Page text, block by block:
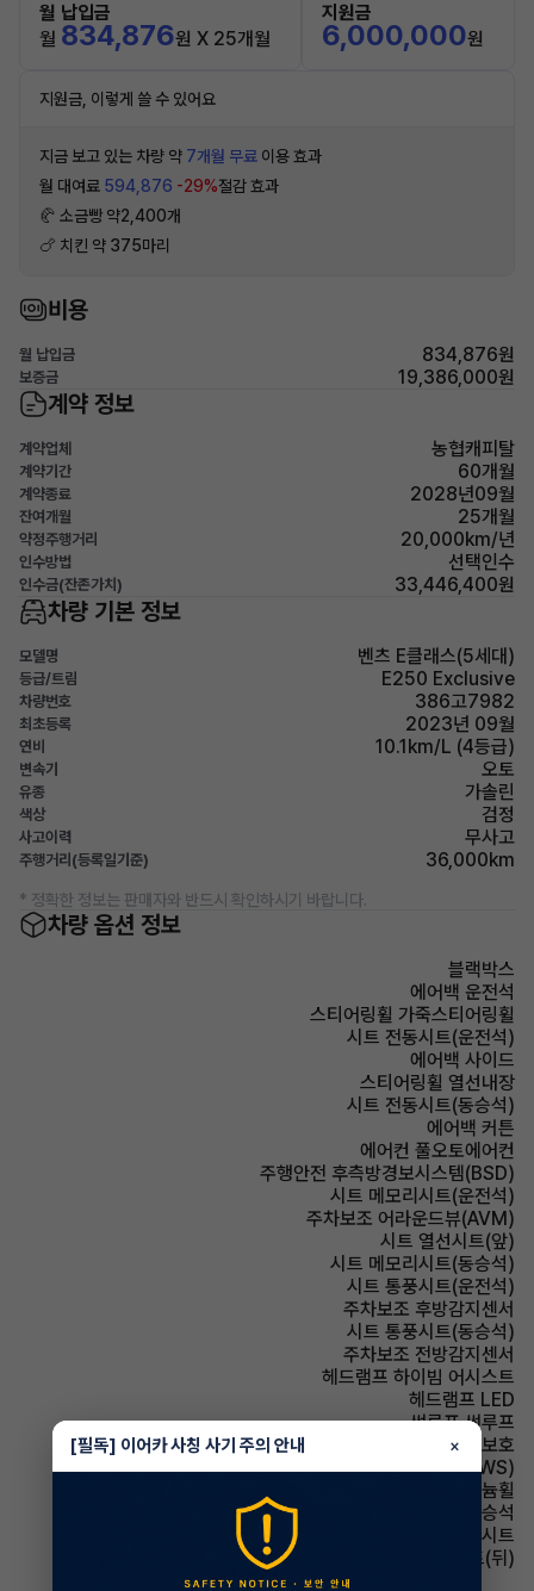
월 납입금
월 834,876원 X 25개월
지원금
6,000,000원
지원금, 이렇게 쓸 수 있어요
지금 보고 있는 차량 약 7개월 무료 이용 효과
월 대여료 594,876 -29%절감 효과
🥐 소금빵 약2,400개
🍗 치킨 약 375마리
비용
월 납입금 834,876원
보증금 19,386,000원
계약 정보
계약업체 농협캐피탈
계약기간 60개월
계약종료 2028년09월
잔여개월 25개월
약정주행거리 20,000km/년
인수방법 선택인수
인수금(잔존가치) 33,446,400원
차량 기본 정보
모델명 벤츠 E클래스(5세대)
등급/트림 E250 Exclusive
차량번호 386고7982
최초등록 2023년 09월
연비 10.1km/L (4등급)
변속기 오토
유종 가솔린
색상 검정
사고이력 무사고
주행거리(등록일기준) 36,000km
* 정확한 정보는 판매자와 반드시 확인하시기 바랍니다.
차량 옵션 정보
블랙박스
에어백 운전석
스티어링휠 가죽스티어링휠
시트 전동시트(운전석)
에어백 사이드
스티어링휠 열선내장
시트 전동시트(동승석)
에어백 커튼
에어컨 풀오토에어컨
주행안전 후측방경보시스템(BSD)
시트 메모리시트(운전석)
주차보조 어라운드뷰(AVM)
시트 열선시트(앞)
시트 메모리시트(동승석)
시트 통풍시트(운전석)
주차보조 후방감지센서
시트 통풍시트(동승석)
주차보조 전방감지센서
헤드램프 하이빔 어시스트
헤드램프 LED
썬루프 썬루프
에어백 무릎보호
주행안전 차선이탈경보(LDWS)
휠타이어 알루미늄휠
에어백 동승석
시트 가죽시트
시트 열선시트(뒤)
[필독] 이어카 사칭 사기 주의 안내 ×